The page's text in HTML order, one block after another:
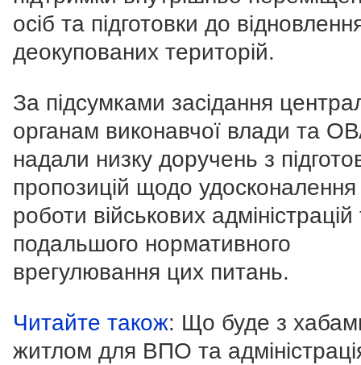
осіб та підготовки до
деокупованих територій.
За підсумками засідання
органам виконавчої влади та
надали низку доручень з
пропозицій щодо удосконалення
роботи військових адміністрацій
подальшого нормативного
врегулювання цих питань.
Читайте також: Що буде з
житлом для ВПО та